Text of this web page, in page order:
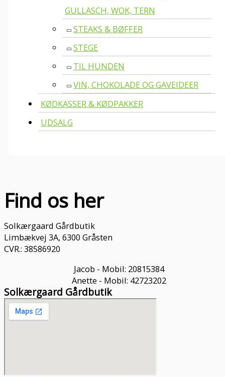
GULLASCH, WOK, TERN
STEAKS & BØFFER
STEGE
TIL HUNDEN
VIN, CHOKOLADE OG GAVEIDEER
KØDKASSER & KØDPAKKER
UDSALG
Find os her
Solkærgaard Gårdbutik
Limbækvej 3A, 6300 Gråsten
CVR.: 38586920
Jacob - Mobil: 20815384
Anette - Mobil: 42723202
Solkærgaard Gårdbutik